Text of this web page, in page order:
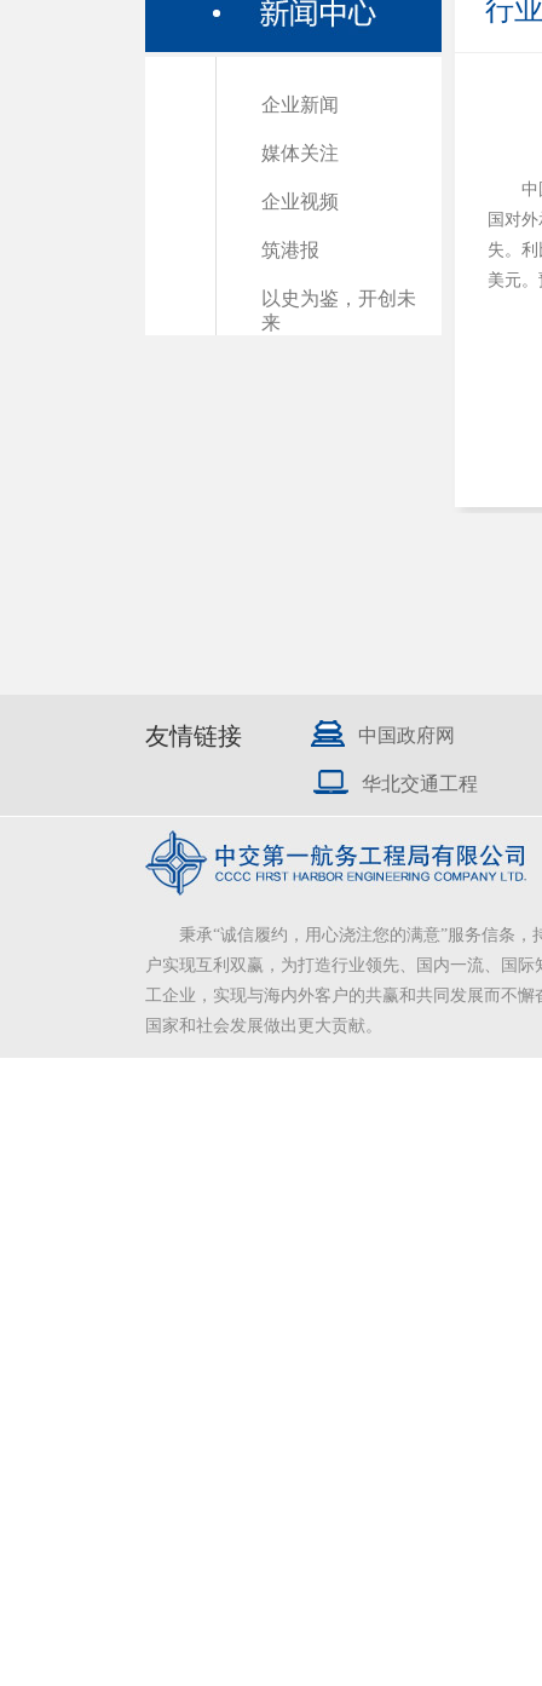
企业新闻
媒体关注
企业视频
筑港报
以史为鉴，开创未
来
行
中
国对
失。
美元
友情链接 中国政府网
华北交通工程
秉承“诚信履约，用心浇注您的满意”服务信条，
户实现互利双赢，为打造行业领先、国内一流、国际
工企业，实现与海内外客户的共赢和共同发展而不懈
国家和社会发展做出更大贡献。